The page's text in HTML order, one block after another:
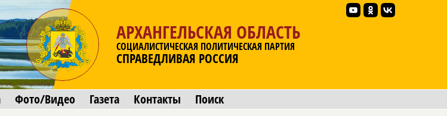
АРХАНГЕЛЬСКАЯ ОБЛАСТЬ
СОЦИАЛИСТИЧЕСКАЯ ПОЛИТИЧЕСКАЯ ПАРТИЯ
СПРАВЕДЛИВАЯ РОССИЯ
Фото/Видео Газета Контакты Поиск